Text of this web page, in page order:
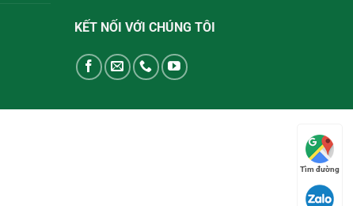
KẾT NỐI VỚI CHÚNG TÔI
Tìm đường